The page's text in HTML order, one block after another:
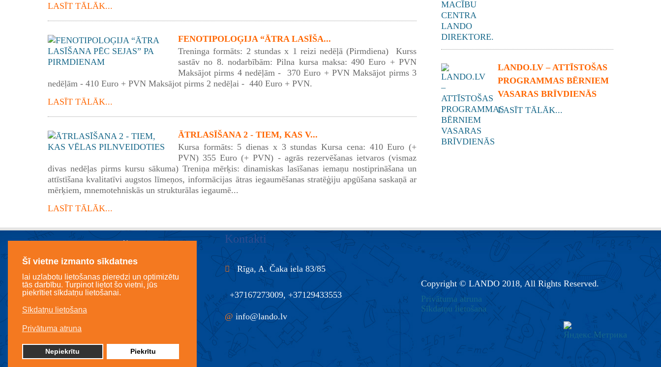
Šī vietne izmanto sīkdatnes
lai uzlabotu lietošanas pieredzi un optimizētu
tās darbību. Turpinot lietot šo vietni, jūs
piekrītiet sīkdatņu lietošanai.
Sīkdatņu lietošana
Privātuma atruna
Nepiekrītu Piekrītu
LASĪT TĀLĀK...
FENOTIPOLOĢIJA “ĀTRA LASĪŠA...
Treninga formāts: 2 stundas x 1 reizi nedēļā (Pirmdiena) Kurss
sastāv no 8. nodarbībām: Pilna kursa maksa: 490 Euro + PVN
Maksājot pirms 4 nedēļām - 370 Euro + PVN Maksājot pirms 3
nedēļām - 410 Euro + PVN Maksājot pirms 2 nedēļai - 440 Euro + PVN.
LASĪT TĀLĀK...
ĀTRLASĪŠANA 2 - TIEM, KAS V...
Kursa formāts: 5 dienas x 3 stundas Kursa cena: 410 Euro (+
PVN) 355 Euro (+ PVN) - agrās rezervēšanas ietvaros (vismaz
divas nedēļas pirms kursu sākuma) Treniņa mērķis: dinamiskas lasīšanas iemaņu nostiprināšana un
attīstīšana kvalitatīvi augstos līmeņos, informācijas ātras iegaumēšanas stratēģiju apgūšana saskaņā ar
mērķiem, mnemotehniskās un strukturālas iegaumē...
LASĪT TĀLĀK...
LANDO.LV – ATTĪSTOŠAS
PROGRAMMAS BĒRNIEM
VASARAS BRĪVDIENĀS
LASĪT TĀLĀK...
Licencēts mācību centrs LANDO
LR IZM Lic. Nr. 3360800220
Kontakti
Rīga, A. Čaka iela 83/85
+37167273009, +37129433553
@ info@lando.lv
Copyright © LANDO 2018, All Rights Reserved.
Privātuma atruna
Sīkdatņu lietošana